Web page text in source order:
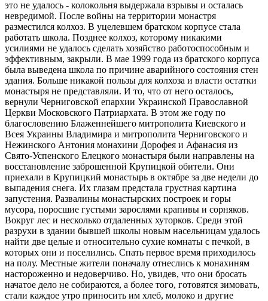
это не удалось - колокольня выдержала взрывы и осталась
невредимой. После войны на территории монастря
разместился колхоз. В уцелевшем братском корпусе стала
работать школа. Позднее колхоз, которому никакими
усилиями не удалось сделать хозяйство работоспособным и
эффективным, закрыли. В мае 1999 года из братского корпуса
была выведена школа по причине аварийного состояния стен
здания. Больше никакой пользы для колхоза и власти остатки
монастыря не представляли. И то, что от него осталось,
вернули Черниговской епархии Украинской Православной
Церкви Московского Патриархата. В этом же году по
благословению Блаженнейшего митрополита Киевского и
Всея Украины Владимира и митрополита Черниговского и
Нежинского Антония монахини Дорофея и Афанасия из
Свято-Успенского Елецкого монастыря были направлены на
восстановление заброшенной Крупицкой обители. Они
приехали в Крупицкий монастырь в октябре за две недели до
выпадения снега. Их глазам предстала грустная картина
запустения. Развалины монастырских построек и горы
мусора, поросшие густыми зарослями крапивы и сорняков.
Вокруг лес и несколько отдаленных хуторков. Среди этой
разрухи в здании бывшей школы новым насельницам удалось
найти две целые и относительно сухие комнаты с печкой, в
которых они и поселились. Спать первое время приходилось
на полу. Местные жители поначалу отнеслись к монахиням
настороженно и недоверчиво. Но, увидев, что они бросать
начатое дело не собираются, а более того, готовятся зимовать,
стали каждое утро приносить им хлеб, молоко и другие